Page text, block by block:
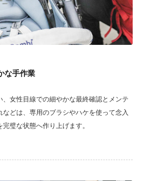
な手作業
女性目線での細やかな最終確認とメンテ
どは、専用のブラシやハケを使って念入
璧な状態へ作り上げます。